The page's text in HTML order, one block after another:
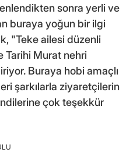
sonra yerli ve
buraya yoğun bir ilgi
"Teke ailesi düzenli
Tarihi Murat nehri
Buraya hobi amaçlı
şarkılarla ziyaretçilerin
çok teşekkür